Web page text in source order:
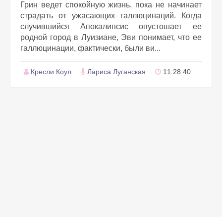
Грин ведет спокойную жизнь, пока не начинает
страдать от ужасающих галлюцинаций. Когда
случившийся Апокалипсис опустошает ее
родной город в Луизиане, Эви понимает, что ее
галлюцинации, фактически, были ви...
Кресли Коул Лариса Луганская 11:28:40